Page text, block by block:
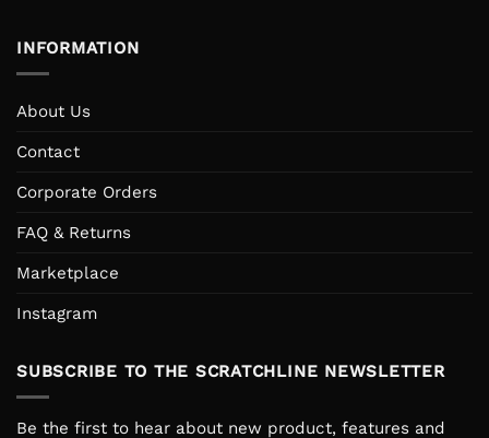
INFORMATION
About Us
Contact
Corporate Orders
FAQ & Returns
Marketplace
Instagram
SUBSCRIBE TO THE SCRATCHLINE NEWSLETTER
Be the first to hear about new product, features and